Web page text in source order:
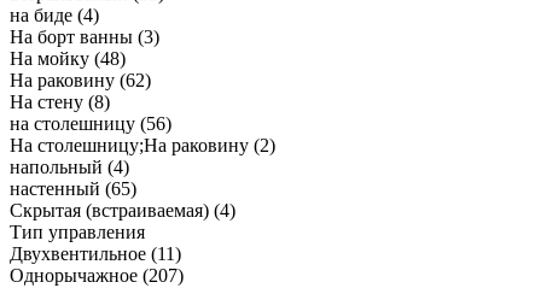
на биде (4)
На борт ванны (3)
На мойку (48)
На раковину (62)
На стену (8)
на столешницу (56)
На столешницу;На раковину (2)
напольный (4)
настенный (65)
Скрытая (встраиваемая) (4)
Тип управления
Двухвентильное (11)
Однорычажное (207)